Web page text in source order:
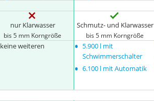
nur Klarwasser
bis 5 mm Korngröße
Schmutz- und Klarwasser
bis 5 mm Korngröße
keine weiteren • 5.900 l mit
Schwimmerschalter
• 6.100 l mit Automatik